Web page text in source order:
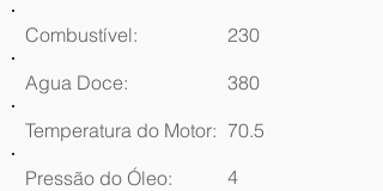
Combustível:
230
Agua Doce:
380
Temperatura do Motor: 70.5
Pressão do Óleo:
4